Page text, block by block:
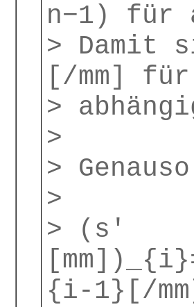
n−1) für
> Damit
[/mm]
>
>
>
>
> (s′
{i-1}[/